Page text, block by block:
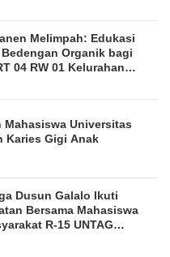
Melimpah: Edukasi
Organik bagi
04 RW 01 Kelurahan
Mahasiswa Universitas
Karies Gigi Anak
Dusun Galalo Ikuti
Bersama Mahasiswa
R-15 UNTAG